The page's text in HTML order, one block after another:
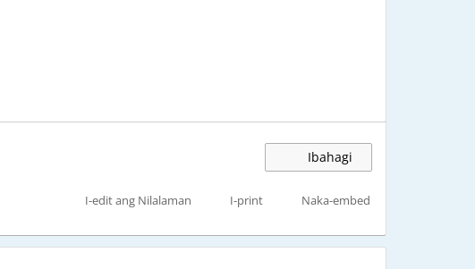
Ibahagi
I-edit ang Nilalaman I-print Naka-embed